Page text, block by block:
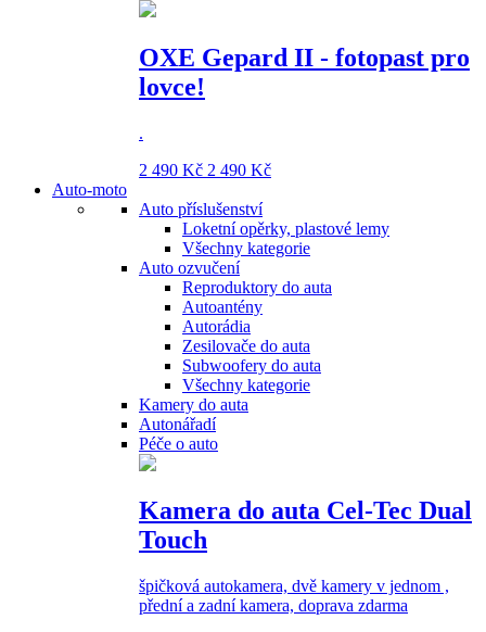
OXE Gepard II - fotopast pro
lovce!
.
2 490 Kč 2 490 Kč
Auto-moto
Auto příslušenství
Loketní opěrky, plastové lemy
Všechny kategorie
Auto ozvučení
Reproduktory do auta
Autoantény
Autorádia
Zesilovače do auta
Subwoofery do auta
Všechny kategorie
Kamery do auta
Autonářadí
Péče o auto
Kamera do auta Cel-Tec Dual
Touch
špičková autokamera, dvě kamery v jednom ,
přední a zadní kamera, doprava zdarma